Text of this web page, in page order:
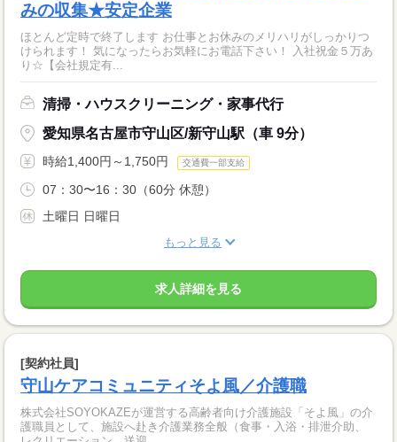
みの収集★安定企業
ほとんど定時で終了します お仕事とお休みのメリハリがしっかりつ
けられます！ 気になったらお気軽にお電話下さい！ 入社祝金５万あ
り☆【会社規定有...
清掃・ハウスクリーニング・家事代行
愛知県名古屋市守山区/新守山駅（車 9分）
時給1,400円～1,750円 交通費一部支給
07：30〜16：30（60分 休憩）
土曜日 日曜日
もっと見る
求人詳細を見る
[契約社員]
守山ケアコミュニティそよ風／介護職
株式会社SOYOKAZEが運営する高齢者向け介護施設「そよ風」の介
護職員として、施設へ赴き介護業務全般（食事・入浴・排泄介助、